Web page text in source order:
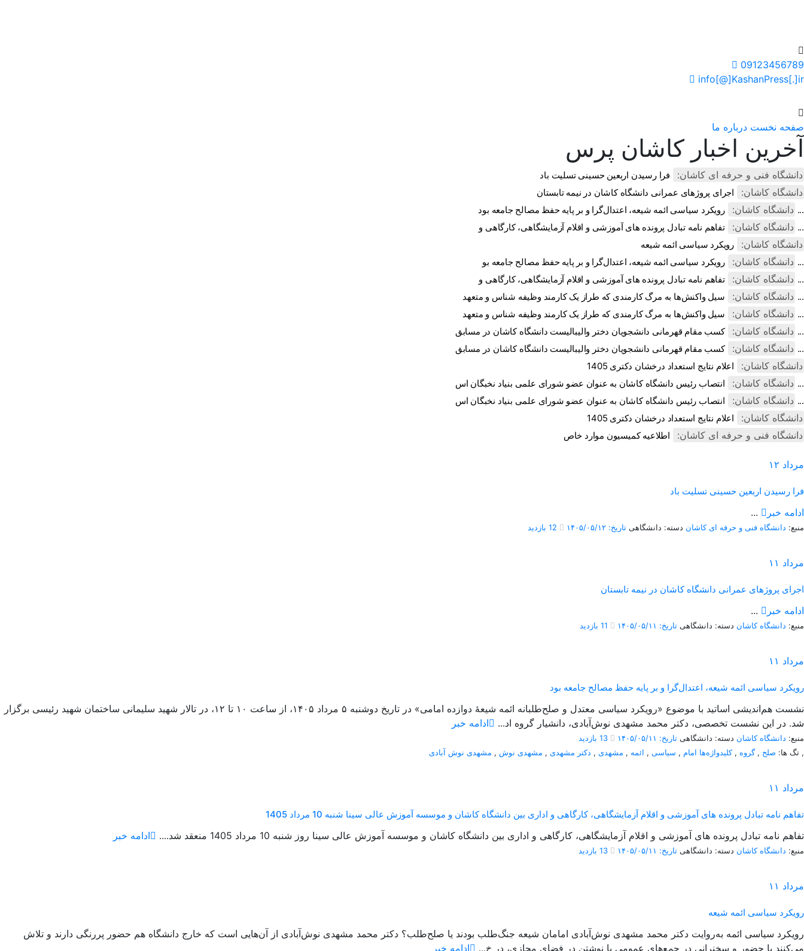
09123456789
info[@]KashanPress[.]ir
صفحه نخست درباره ما
آخرین اخبار کاشان پرس
دانشگاه فنی و حرفه ای کاشان: فرا رسیدن اربعین حسینی تسلیت باد
دانشگاه کاشان: اجرای پروژهای عمرانی دانشگاه کاشان در نیمه تابستان
دانشگاه کاشان: رویکرد سیاسی ائمه شیعه، اعتدال‌گرا و بر پایه حفظ مصالح جامعه بود ...
دانشگاه کاشان: تفاهم نامه تبادل پرونده‌ های آموزشی و اقلام آزمایشگاهی، کارگاهی و ...
دانشگاه کاشان: رویکرد سیاسی ائمه شیعه
دانشگاه کاشان: رویکرد سیاسی ائمه شیعه، اعتدال‌گرا و بر پایه حفظ مصالح جامعه بو ...
دانشگاه کاشان: تفاهم نامه تبادل پرونده‌ های آموزشی و اقلام آزمایشگاهی، کارگاهی و ...
دانشگاه کاشان: سیل واکنش‌ها به مرگ کارمندی که طراز یک کارمند وظیفه شناس و متعهد ...
دانشگاه کاشان: سیل واکنش‌ها به مرگ کارمندی که طراز یک کارمند وظیفه شناس و متعهد ...
دانشگاه کاشان: کسب مقام قهرمانی دانشجویان دختر والیبالیست دانشگاه کاشان در مسابق ...
دانشگاه کاشان: کسب مقام قهرمانی دانشجویان دختر والیبالیست دانشگاه کاشان در مسابق ...
دانشگاه کاشان: اعلام نتایج استعداد درخشان دکتری 1405
دانشگاه کاشان: انتصاب رئیس دانشگاه کاشان به عنوان عضو شورای علمی بنیاد نخبگان اس ...
دانشگاه کاشان: انتصاب رئیس دانشگاه کاشان به عنوان عضو شورای علمی بنیاد نخبگان اس ...
دانشگاه کاشان: اعلام نتایج استعداد درخشان دکتری 1405
دانشگاه فنی و حرفه ای کاشان: اطلاعیه کمیسیون موارد خاص
۱۲ مرداد
فرا رسیدن اربعین حسینی تسلیت باد
... ادامه خبر
منبع: دانشگاه فنی و حرفه ای کاشان دسته: دانشگاهی تاریخ: ۱۴۰۵/۰۵/۱۲
۱۱ مرداد
اجرای پروژهای عمرانی دانشگاه کاشان در نیمه تابستان
... ادامه خبر
منبع: دانشگاه کاشان دسته: دانشگاهی تاریخ: ۱۴۰۵/۰۵/۱۱
۱۱ مرداد
رویکرد سیاسی ائمه شیعه، اعتدال‌گرا و بر پایه حفظ مصالح جامعه بود
نشست هم‌اندیشی اساتید با موضوع «رویکرد سیاسی معتدل و صلح‌طلبانه ائمه شیعۀ دوازده امامی» در تاریخ دوشنبه ۵ مرداد ۱۴۰۵، از ساعت ۱۰ تا ۱۲، در تالار شهید سلیمانی ساختمان شهید رئیسی برگزار
شد. در این نشست تخصصی، دکتر محمد مشهدی نوش‌آبادی، دانشیار گروه اد...
ادامه خبر
منبع: دانشگاه کاشان دسته: دانشگاهی تاریخ: ۱۴۰۵/۰۵/۱۱
تگ ها: صلح ,گروه ,کلیدواژه‌ها امام , سیاسی , ائمه , مشهدی , دکتر مشهدی , مشهدی نوش , مشهدی نوش آبادی ,
۱۱ مرداد
تفاهم نامه تبادل پرونده‌ های آموزشی و اقلام آزمایشگاهی، کارگاهی و اداری بین دانشگاه کاشان و موسسه آموزش عالی سینا شنبه 10 مرداد 1405
تفاهم نامه تبادل پرونده‌ های آموزشی و اقلام آزمایشگاهی، کارگاهی و اداری بین دانشگاه کاشان و موسسه آموزش عالی سینا روز شنبه 10 مرداد 1405 منعقد شد.... ادامه خبر
منبع: دانشگاه کاشان دسته: دانشگاهی تاریخ: ۱۴۰۵/۰۵/۱۱
۱۱ مرداد
رویکرد سیاسی ائمه شیعه
می‌کنند با حضور و سخنرانی در جمع‌های عمومی یا نوشتن در فضای مجازی، در خ...
ادامه خبر